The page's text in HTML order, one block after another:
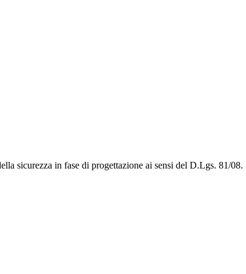
sicurezza in fase di progettazione ai sensi del D.Lgs. 81/08.